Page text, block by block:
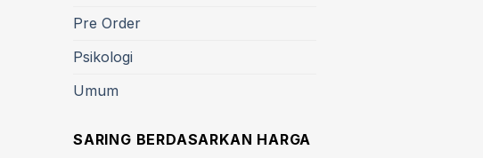
Pre Order
Psikologi
Umum
SARING BERDASARKAN HARGA